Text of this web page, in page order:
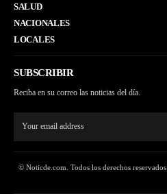
SALUD
NACIONALES
LOCALES
SUBSCRIBIR
Reciba en su correo las noticias del día.
© Noticde.com. Todos los derechos